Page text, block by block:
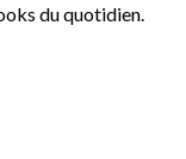
du quotidien.